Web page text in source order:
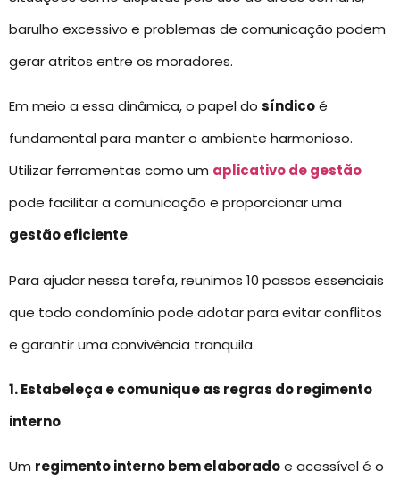
barulho excessivo e problemas de comunicação podem
gerar atritos entre os moradores.
Em meio a essa dinâmica, o papel do síndicoé
fundamental para manter o ambiente harmonioso.
Utilizar ferramentas como um aplicativo de gestão
pode facilitar a comunicação e proporcionar uma
gestão eficiente.
Para ajudar nessa tarefa, reunimos 10 passos essenciais
que todo condomínio pode adotar para evitar conflitos
e garantir uma convivência tranquila.
1. Estabeleça e comunique as regras do regimento
interno
Um regimento interno bem elaboradoe acessível é o